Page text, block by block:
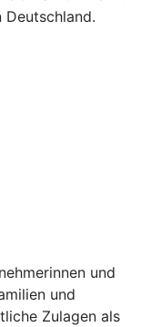
und
und
Zulagen als